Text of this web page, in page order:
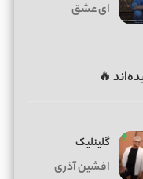
ای عشق
🔥
گلینلیک
افشین آذری